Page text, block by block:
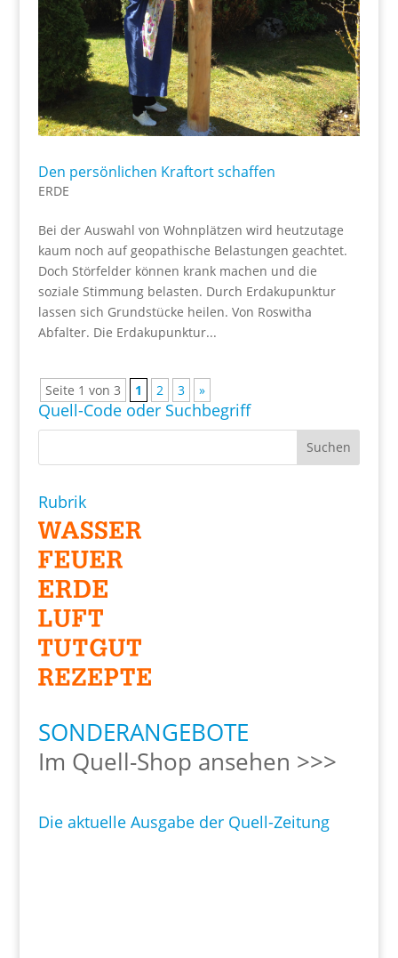
Den persönlichen Kraftort schaffen
ERDE
Bei der Auswahl von Wohnplätzen wird heutzutage
kaum noch auf geopathische Belastungen geachtet.
Doch Störfelder können krank machen und die
soziale Stimmung belasten. Durch Erdakupunktur
lassen sich Grundstücke heilen. Von Roswitha
Abfalter. Die Erdakupunktur...
Seite 1 von 3 1 2 3 »
Quell-Code oder Suchbegriff
Rubrik
SONDERANGEBOTE
Im Quell-Shop ansehen >>>
Die aktuelle Ausgabe der Quell-Zeitung